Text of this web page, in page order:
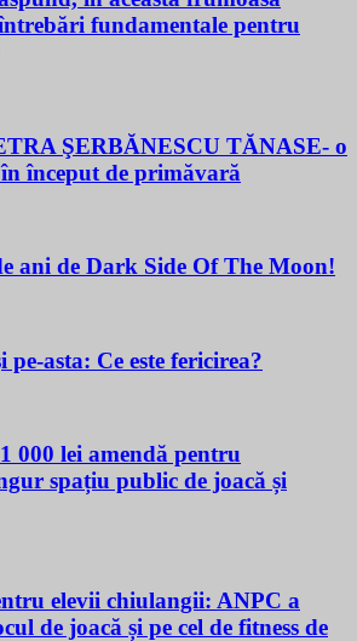
fundamentale pentru
ŞERBĂNESCU TĂNASE- o
început de primăvară
ani de Dark Side Of The Moon!
asta: Ce este fericirea?
000 lei amendă pentru
spațiu public de joacă și
elevii chiulangii: ANPC a
de joacă și pe cel de fitness de